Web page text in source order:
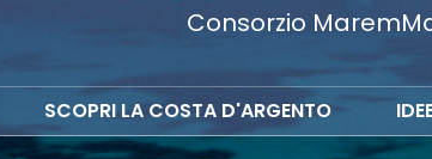
Consorzio
SCOPRI LA COSTA D'ARGENTO